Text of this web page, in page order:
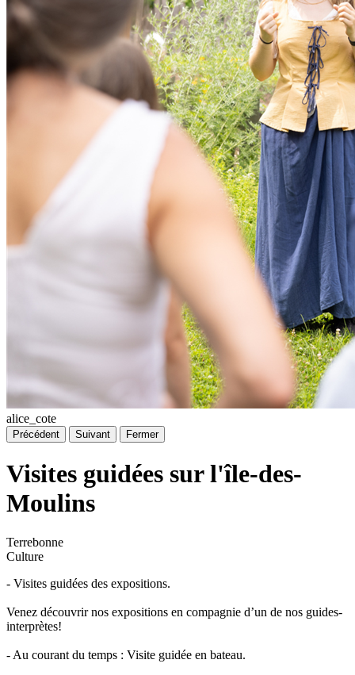
alice_cote
Précédent Suivant Fermer
Visites guidées sur l'île-des-
Moulins
Terrebonne
Culture
- Visites guidées des expositions.
Venez découvrir nos expositions en compagnie d’un de nos guides-
interprètes!
- Au courant du temps : Visite guidée en bateau.